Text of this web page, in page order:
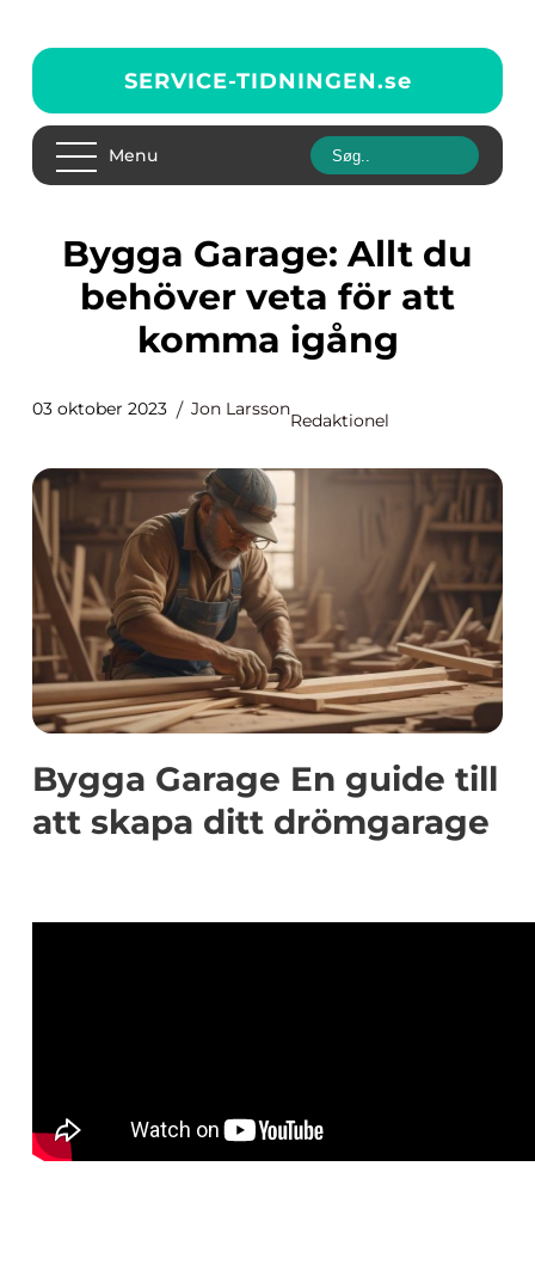
SERVICE-TIDNINGEN.se
Menu
Bygga Garage: Allt du
behöver veta för att
komma igång
03 oktober 2023 Jon Larsson
Redaktionel
Bygga Garage En guide till
att skapa ditt drömgarage